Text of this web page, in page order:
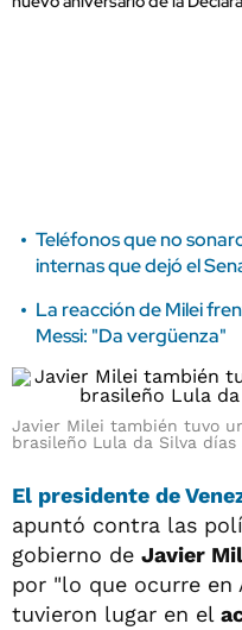
Teléfonos que no
internas que dejó el
La reacción de Milei
Messi: "Da vergüenza"
Javier Milei también tuvo
brasileño Lula da Silva días
El presidente de
apuntó contra las
gobierno de Javier
por "lo que ocurre en
tuvieron lugar en el